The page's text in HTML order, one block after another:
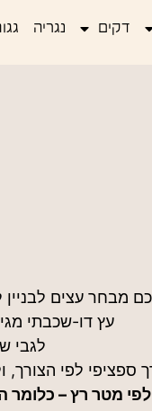
דקים נגריה
מבחר עצים לבניין
עץ דו-שכבתי
לגבי
ספציפי לפי
מטר רץ – כלומר